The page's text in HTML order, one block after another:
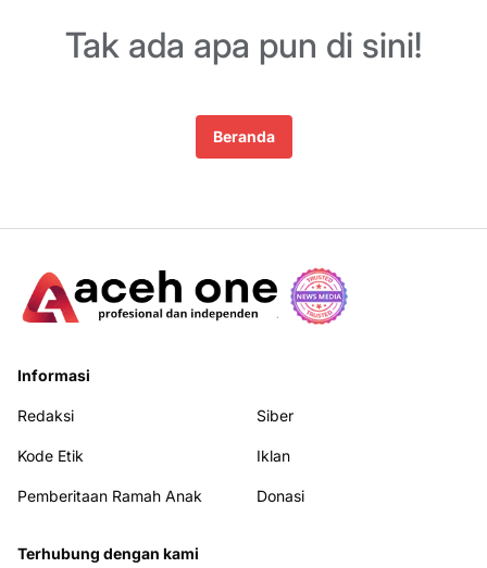
Tak ada apa pun di sini!
Beranda
Informasi
Redaksi Siber
Kode Etik Iklan
Pemberitaan Ramah Anak Donasi
Terhubung dengan kami